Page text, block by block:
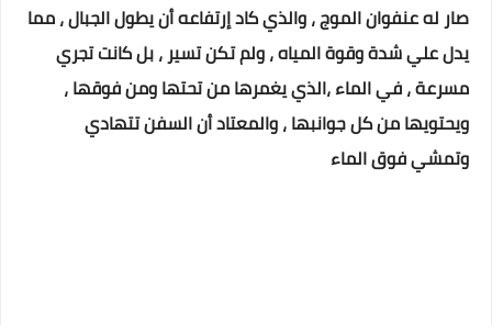
صار له عنفوان الموج ، والذي كاد إرتفاعه أن يطول الجبال ، مما
يدل علي شدة وقوة المياه ، ولم تكن تسير ، بل كانت تجري
مسرعة ، في الماء ،الذي يغمرها من تحتها ومن فوقها ،
ويحتويها من كل جوانبها ، والمعتاد أن السفن تتهادي
وتمشي فوق الماء